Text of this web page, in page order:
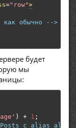
="row">
как обычно -->
будет
мы
) + 1 ;
Posts с alias